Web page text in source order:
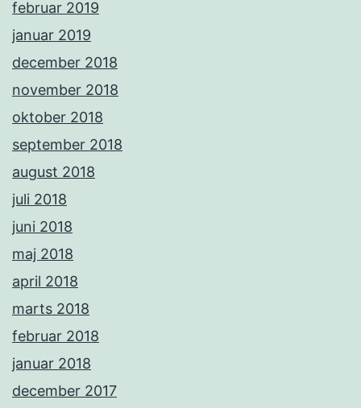
februar 2019
januar 2019
december 2018
november 2018
oktober 2018
september 2018
august 2018
juli 2018
juni 2018
maj 2018
april 2018
marts 2018
februar 2018
januar 2018
december 2017